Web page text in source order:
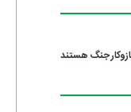
جنگ هستند